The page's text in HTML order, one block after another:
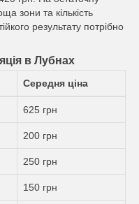
зони та кількість
результату потрібно
в Лубнах
Середня ціна
625 грн
200 грн
250 грн
150 грн